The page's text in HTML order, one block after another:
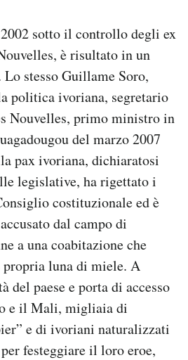
sotto il controllo degli ex
è risultato in un
stesso Guillame Soro,
politica ivoriana, segretario
Nouvelles, primo ministro in
del marzo 2007
pax ivoriana, dichiaratosi
legislative, ha rigettato i
costituzionale ed è
dal campo di
a una coabitazione che
propria luna di miele. A
del paese e porta di accesso
e il Mali, migliaia di
e di ivoriani naturalizzati
festeggiare il loro eroe,